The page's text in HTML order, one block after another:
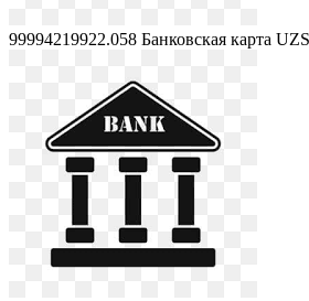
99994219922.058 Банковская карта UZS